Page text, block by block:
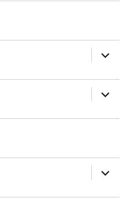
anzeigen
anzeigen
anzeigen